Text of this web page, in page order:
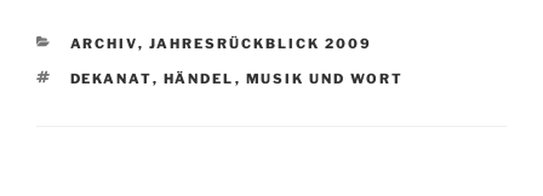
KATEGORIEN
ARCHIV, JAHRESRÜCKBLICK 2009
SCHLAGWÖRTER
DEKANAT, HÄNDEL , MUSIK UND WORT